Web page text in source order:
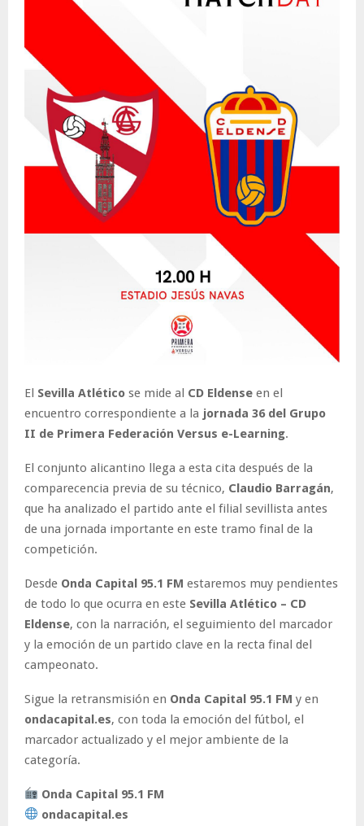
El Sevilla Atlético se mide al CD Eldense en el
encuentro correspondiente a la jornada 36 del Grupo
II de Primera Federación Versus e-Learning.
El conjunto alicantino llega a esta cita después de la
comparecencia previa de su técnico, Claudio Barragán,
que ha analizado el partido ante el filial sevillista antes
de una jornada importante en este tramo final de la
competición.
Desde Onda Capital 95.1 FM estaremos muy pendientes
de todo lo que ocurra en este Sevilla Atlético – CD
Eldense, con la narración, el seguimiento del marcador
y la emoción de un partido clave en la recta final del
campeonato.
Sigue la retransmisión en Onda Capital 95.1 FM y en
ondacapital.es, con toda la emoción del fútbol, el
marcador actualizado y el mejor ambiente de la
categoría.
Onda Capital 95.1 FM
ondacapital.es